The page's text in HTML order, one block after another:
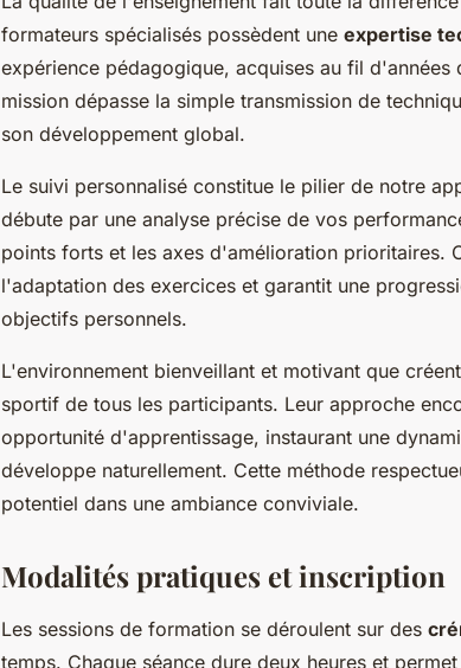
formateurs spécialisés possèdent une expertise
expérience pédagogique, acquises au fil
mission dépasse la simple transmission de
son développement global.
Le suivi personnalisé constitue le pilier de notre
débute par une analyse précise de vos
points forts et les axes d'amélioration prioritaires.
l'adaptation des exercices et garantit une
objectifs personnels.
L'environnement bienveillant et motivant que
sportif de tous les participants. Leur approche
opportunité d'apprentissage, instaurant une
développe naturellement. Cette méthode
potentiel dans une ambiance conviviale.
Modalités pratiques et inscription
Les sessions de formation se déroulent sur des
temps. Chaque séance dure deux heures et